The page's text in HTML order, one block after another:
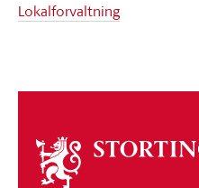
Lokalforvaltning
Om
stortinget